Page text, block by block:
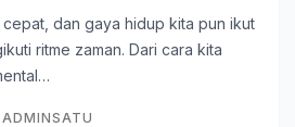
dan gaya hidup kita pun ikut
ritme zaman. Dari cara kita
ADMINSATU